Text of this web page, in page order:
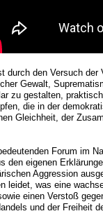
durch den Versuch
Gewalt,
zu gestalten,
die in der
Gleichheit, der
Forum im
den eigenen
Aggression
leidet, was eine
einen Verstoß
und der Freiheit